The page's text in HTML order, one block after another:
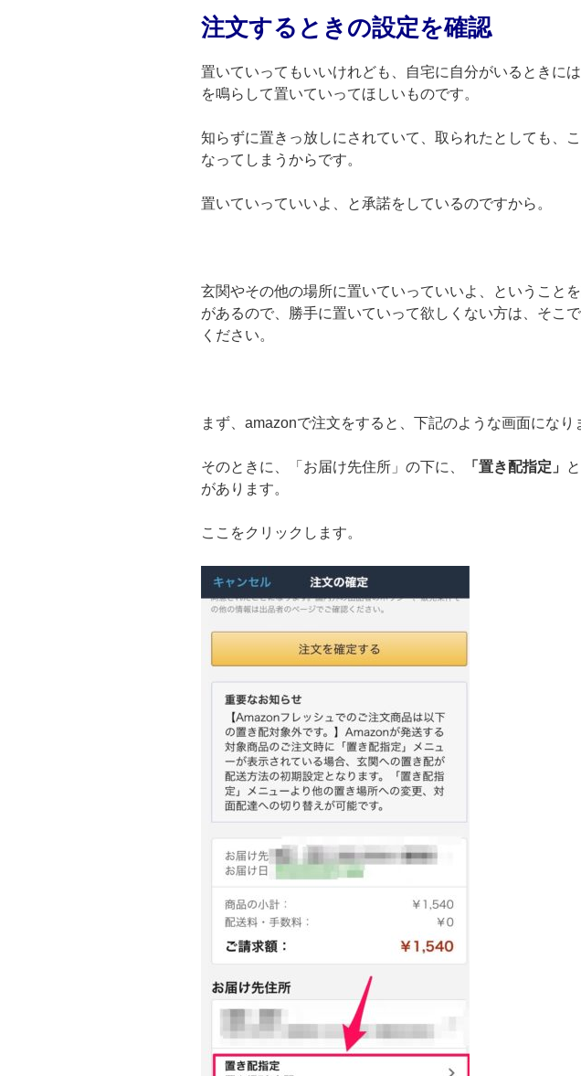
注文するときの設定を確認
置いていってもいいけれども、自宅に自分がいるときに
を鳴らして置いていってほしいものです。
知らずに置きっ放しにされていて、取られたとしても、
なってしまうからです。
置いていっていいよ、と承諾をしているのですから。
玄関やその他の場所に置いていっていいよ、ということ
があるので、勝手に置いていって欲しくない方は、そこ
ください。
まず、amazonで注文をすると、下記のような画面になり
そのときに、「お届け先住所」の下に、 「置き配指定」
があります。
ここをクリックします。